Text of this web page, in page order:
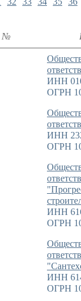
№
ИНН
ОГРН
ИНН
ОГРН
ИНН
ОГРН
ИНН
ОГРН